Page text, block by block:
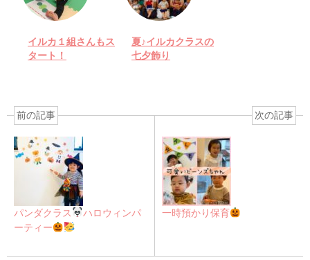
イルカ１組さんもス
タート！
夏♪イルカクラスの
七夕飾り
前の記事
パンダクラス
ハロウィンパ
ーティー
次の記事
一時預かり保育